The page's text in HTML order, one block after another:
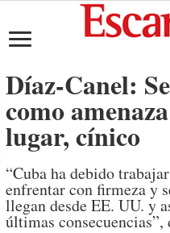
Díaz-Canel:
como
lugar, cínico
“Cuba ha debido
enfrentar con firmeza y
llegan desde EE. UU. y
últimas